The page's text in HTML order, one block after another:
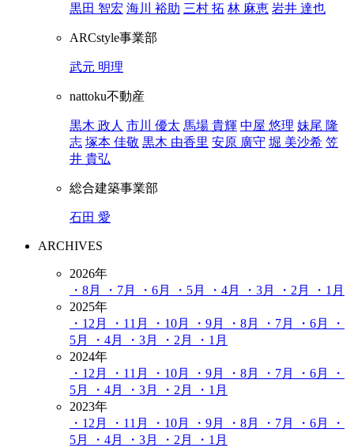
黒田 智宏 海川 裕助 三村 拓 林 麻恵 岩井 達也
ARCstyle事業部
武元 明理
nattoku不動産
黒木 政人 市川 優太 馬場 貴輝 中屋 悠理 妹尾 隆
志 塚本 佳敬 黒木 由香里 安原 廣守 堀 美沙希 笠
井 貴弘
総合建築事業部
石田 愛
ARCHIVES
2026年
・8月
・7月 ・6月 ・5月 ・4月 ・3月 ・2月
・1月
2025年
・12月
・11月 ・10月 ・9月 ・8月 ・7月 ・6月
・
5月
・4月 ・3月 ・2月
・1月
2024年
・12月
・11月 ・10月 ・9月 ・8月 ・7月 ・6月
・
5月
・4月 ・3月 ・2月
・1月
2023年
・12月
・11月 ・10月 ・9月 ・8月 ・7月 ・6月
・
5月
・4月 ・3月 ・2月
・1月